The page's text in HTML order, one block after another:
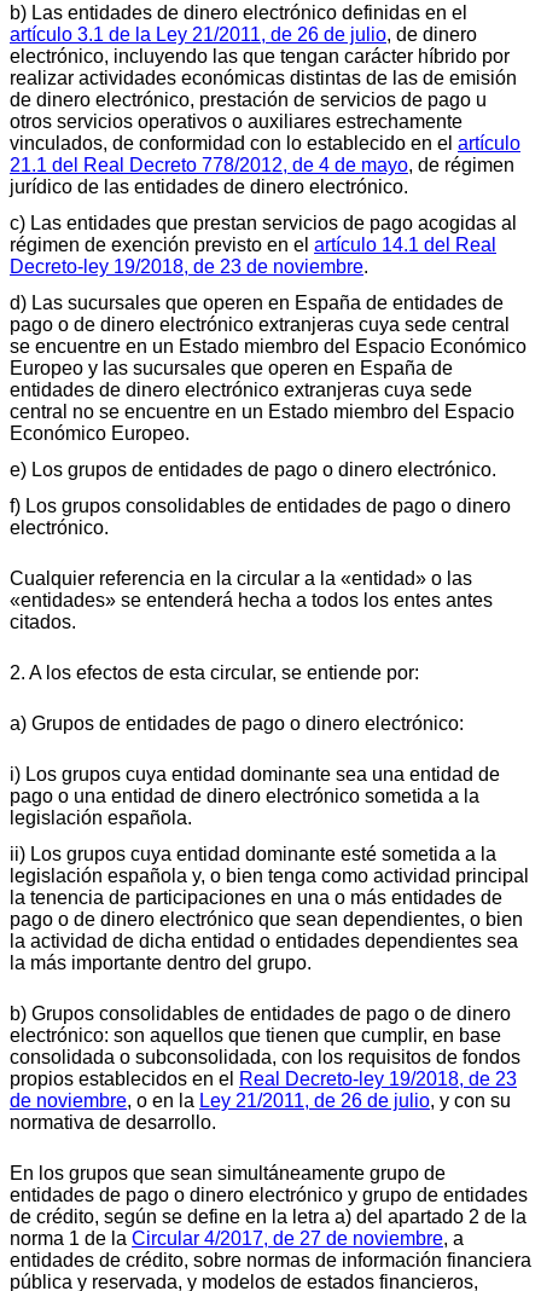
b) Las entidades de dinero electrónico definidas en el
artículo 3.1 de la Ley 21/2011, de 26 de julio, de dinero
electrónico, incluyendo las que tengan carácter híbrido por
realizar actividades económicas distintas de las de emisión
de dinero electrónico, prestación de servicios de pago u
otros servicios operativos o auxiliares estrechamente
vinculados, de conformidad con lo establecido en el artículo
21.1 del Real Decreto 778/2012, de 4 de mayo, de régimen
jurídico de las entidades de dinero electrónico.
c) Las entidades que prestan servicios de pago acogidas al
régimen de exención previsto en el artículo 14.1 del Real
Decreto-ley 19/2018, de 23 de noviembre.
d) Las sucursales que operen en España de entidades de
pago o de dinero electrónico extranjeras cuya sede central
se encuentre en un Estado miembro del Espacio Económico
Europeo y las sucursales que operen en España de
entidades de dinero electrónico extranjeras cuya sede
central no se encuentre en un Estado miembro del Espacio
Económico Europeo.
e) Los grupos de entidades de pago o dinero electrónico.
f) Los grupos consolidables de entidades de pago o dinero
electrónico.
Cualquier referencia en la circular a la «entidad» o las
«entidades» se entenderá hecha a todos los entes antes
citados.
2. A los efectos de esta circular, se entiende por:
a) Grupos de entidades de pago o dinero electrónico:
i) Los grupos cuya entidad dominante sea una entidad de
pago o una entidad de dinero electrónico sometida a la
legislación española.
ii) Los grupos cuya entidad dominante esté sometida a la
legislación española y, o bien tenga como actividad principal
la tenencia de participaciones en una o más entidades de
pago o de dinero electrónico que sean dependientes, o bien
la actividad de dicha entidad o entidades dependientes sea
la más importante dentro del grupo.
b) Grupos consolidables de entidades de pago o de dinero
electrónico: son aquellos que tienen que cumplir, en base
consolidada o subconsolidada, con los requisitos de fondos
propios establecidos en el Real Decreto-ley 19/2018, de 23
de noviembre, o en la Ley 21/2011, de 26 de julio, y con su
normativa de desarrollo.
En los grupos que sean simultáneamente grupo de
entidades de pago o dinero electrónico y grupo de entidades
de crédito, según se define en la letra a) del apartado 2 de la
norma 1 de la Circular 4/2017, de 27 de noviembre, a
entidades de crédito, sobre normas de información financiera
pública y reservada, y modelos de estados financieros,